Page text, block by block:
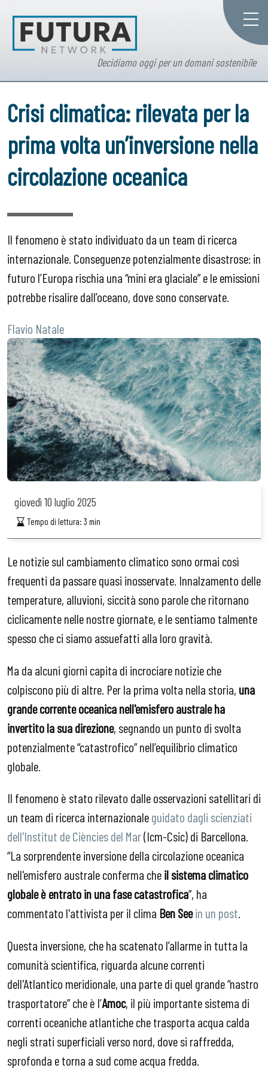
Decidiamo oggi per un domani sostenibile
Crisi climatica: rilevata per la
prima volta un’inversione nella
circolazione oceanica
Il fenomeno è stato individuato da un team di ricerca
internazionale. Conseguenze potenzialmente disastrose: in
futuro l’Europa rischia una “mini era glaciale” e le emissioni
potrebbe risalire dall’oceano, dove sono conservate.
Flavio Natale
giovedì 10 luglio 2025
Tempo di lettura:3 min
Le notizie sul cambiamento climatico sono ormai così
frequenti da passare quasi inosservate. Innalzamento delle
temperature, alluvioni, siccità sono parole che ritornano
ciclicamente nelle nostre giornate, e le sentiamo talmente
spesso che ci siamo assuefatti alla loro gravità.
Ma da alcuni giorni capita di incrociare notizie che
colpiscono più di altre. Per la prima volta nella storia, una
grande corrente oceanica nell'emisfero australe ha
invertito la sua direzione, segnando un punto di svolta
potenzialmente “catastrofico” nell’equilibrio climatico
globale.
Il fenomeno è stato rilevato dalle osservazioni satellitari di
un team di ricerca internazionaleguidato dagli scienziati
dell'Institut de Ciències del Mar(Icm-Csic) di Barcellona.
“La sorprendente inversione della circolazione oceanica
nell'emisfero australe conferma cheil sistema climatico
globale è entrato in una fase catastrofica”, ha
commentato l'attivista per il clima Ben Seein un post
Questa inversione, che ha scatenato l’allarme in tutta la
comunità scientifica, riguarda alcune correnti
dell'Atlantico meridionale, una parte di quel grande “nastro
trasportatore” che è l’Amoc, il più importante sistema di
correnti oceaniche atlantiche che trasporta acqua calda
negli strati superficiali verso nord, dove si raffredda,
sprofonda e torna a sud come acqua fredda.